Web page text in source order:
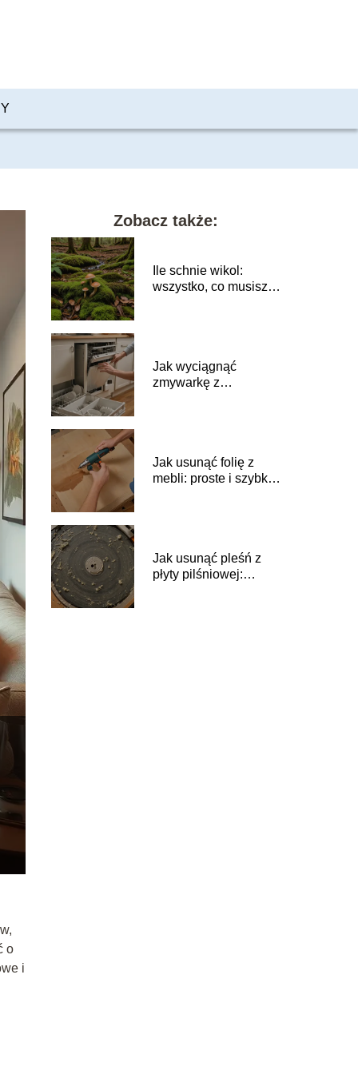
o
i
Zobacz także:
Ile schnie wikol:
wszystko, co musisz
Jak wyciągnąć
zmywarkę z
Jak usunąć folię z
mebli: proste i szybkie
Jak usunąć pleśń z
płyty pilśniowej: